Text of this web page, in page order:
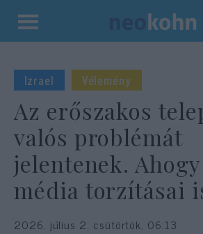
Kilépés
tartalomba
Izrael Vélemény
Az erőszakos
valós problémát
jelentenek. Ahogy
média torzításai
2026. július 2. csütörtök, 06:13